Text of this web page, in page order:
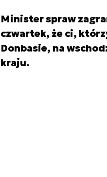
Minister spraw
czwartek, że ci,
Donbasie, na
kraju.